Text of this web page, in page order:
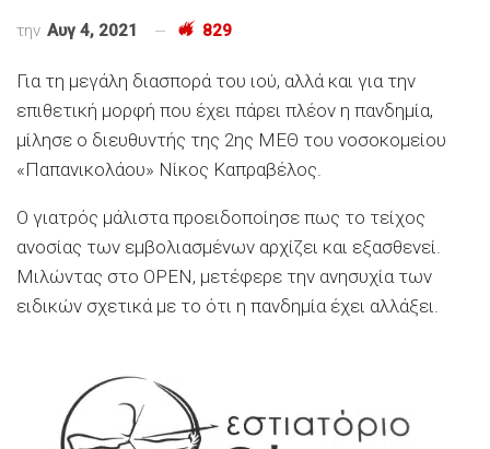
την Αυγ 4, 2021 829
Για τη μεγάλη διασπορά του ιού, αλλά και για την
επιθετική μορφή που έχει πάρει πλέον η πανδημία,
μίλησε ο διευθυντής της 2ης ΜΕΘ του νοσοκομείου
«Παπανικολάου» Νίκος Καπραβέλος.
Ο γιατρός μάλιστα προειδοποίησε πως το τείχος
ανοσίας των εμβολιασμένων αρχίζει και εξασθενεί.
Μιλώντας στο OPEN, μετέφερε την ανησυχία των
ειδικών σχετικά με το ότι η πανδημία έχει αλλάξει.